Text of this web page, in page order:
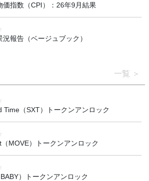
価指数（CPI）：26年9月結果
報告（ベージュブック）
一覧
Time（SXT）トークンアンロック
MOVE）トークンアンロック
）トークンアンロック